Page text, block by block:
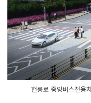
헌릉로 중앙버스전용